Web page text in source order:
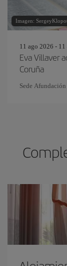
Imagen:
11 ago 2026 - 11
Eva Villaver
Coruña
Sede